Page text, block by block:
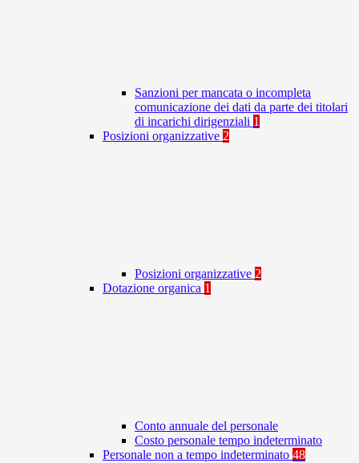
Sanzioni per mancata o incompleta
comunicazione dei dati da parte dei titolari
di incarichi dirigenziali 1
Posizioni organizzative 2
Posizioni organizzative 2
Dotazione organica 1
Conto annuale del personale
Costo personale tempo indeterminato
Personale non a tempo indeterminato 48